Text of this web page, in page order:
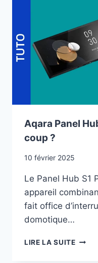
PRO
Aqara Panel
coup ?
10 février 2025
Le Panel Hub S1
appareil
fait office
domotique…
LIRE LA SUITEAQARA